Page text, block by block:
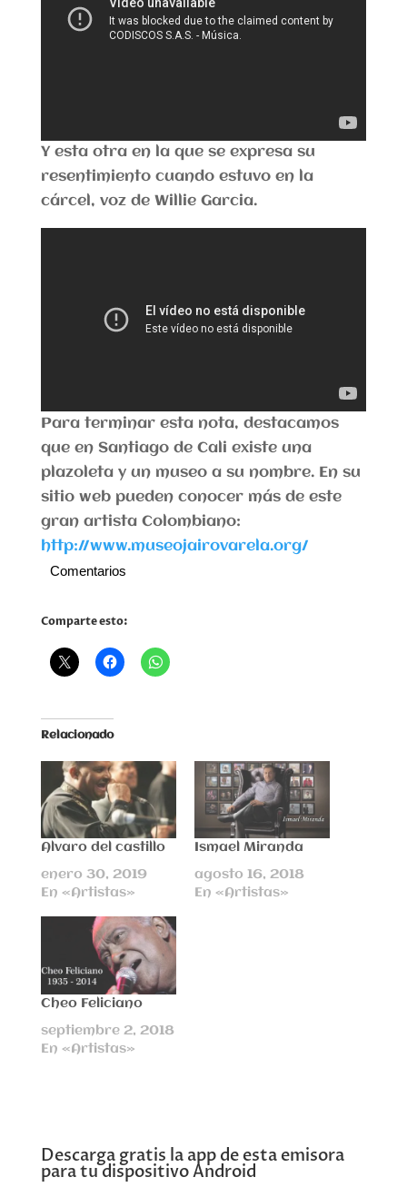
Y esta otra en la que se expresa su
resentimiento cuando estuvo en la
cárcel, voz de Willie Garcia.
Para terminar esta nota, destacamos
que en Santiago de Cali existe una
plazoleta y un museo a su nombre. En su
sitio web pueden conocer más de este
gran artista Colombiano:
http://www.museojairovarela.org/
Comentarios
Comparte esto:
Relacionado
Alvaro del castillo
enero 30, 2019
En «Artistas»
Ismael Miranda
agosto 16, 2018
En «Artistas»
Cheo Feliciano
septiembre 2, 2018
En «Artistas»
Descarga gratis la app de esta emisora
para tu dispositivo Android